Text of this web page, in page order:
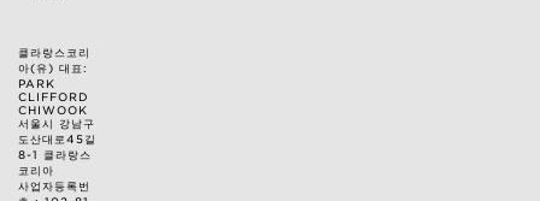
클라랑스코리
아(유) 대표:
PARK
CLIFFORD
CHIWOOK
서울시 강남구
도산대로45길
8-1 클라랑스
코리아
사업자등록번